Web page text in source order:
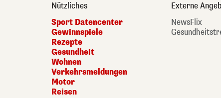
Nützliches
Sport Datencenter
Gewinnspiele
Rezepte
Gesundheit
Wohnen
Verkehrsmeldungen
Motor
Reisen
Externe
NewsFlix